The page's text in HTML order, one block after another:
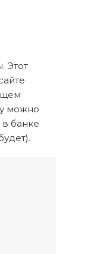
Этот
можно
банке